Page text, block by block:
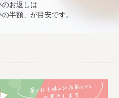
のお返しは
半額」が目安です。